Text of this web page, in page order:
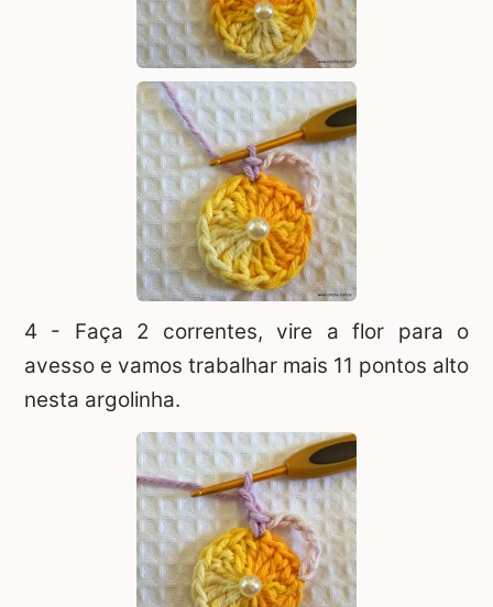
4 - Faça 2 correntes, vire a flor para o
avesso e vamos trabalhar mais 11 pontos alto
nesta argolinha.